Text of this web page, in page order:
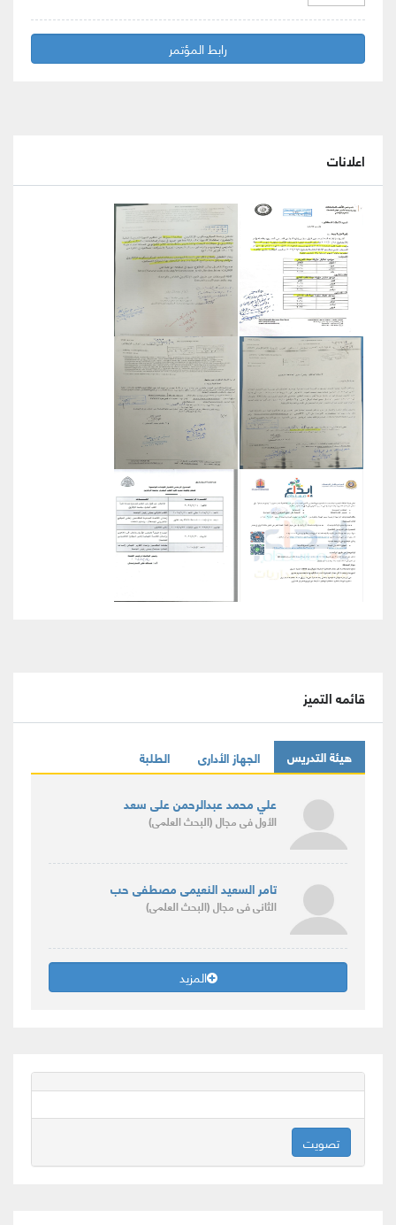
رابط المؤتمر
اعلانات
قائمه التميز
هيئة التدريس الجهاز الأدارى الطلبة
علي محمد عبدالرحمن على سعد
الأولفى مجال(البحث العلمى)
تامر السعيد النعيمى مصطفى حب
الثانىفى مجال(البحث العلمى)
المزيد